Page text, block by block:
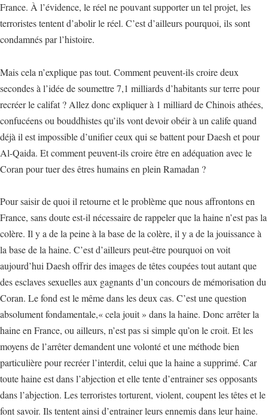
France. À l’évidence, le réel ne pouvant supporter un tel projet, les
terroristes tentent d’abolir le réel. C’est d’ailleurs pourquoi, ils sont
condamnés par l’histoire.
Mais cela n’explique pas tout. Comment peuvent-ils croire deux
secondes à l’idée de soumettre 7,1 milliards d’habitants sur terre pour
recréer le califat ? Allez donc expliquer à 1 milliard de Chinois athées,
confucéens ou bouddhistes qu’ils vont devoir obéir à un calife quand
déjà il est impossible d’unifier ceux qui se battent pour Daesh et pour
Al-Qaida. Et comment peuvent-ils croire être en adéquation avec le
Coran pour tuer des êtres humains en plein Ramadan ?
Pour saisir de quoi il retourne et le problème que nous affrontons en
France, sans doute est-il nécessaire de rappeler que la haine n’est pas la
colère. Il y a de la peine à la base de la colère, il y a de la jouissance à
la base de la haine. C’est d’ailleurs peut-être pourquoi on voit
aujourd’hui Daesh offrir des images de têtes coupées tout autant que
des esclaves sexuelles aux gagnants d’un concours de mémorisation du
Coran. Le fond est le même dans les deux cas. C’est une question
absolument fondamentale,« cela jouit » dans la haine. Donc arrêter la
haine en France, ou ailleurs, n’est pas si simple qu’on le croit. Et les
moyens de l’arrêter demandent une volonté et une méthode bien
particulière pour recréer l’interdit, celui que la haine a supprimé. Car
toute haine est dans l’abjection et elle tente d’entrainer ses opposants
dans l’abjection. Les terroristes torturent, violent, coupent les têtes et le
font savoir. Ils tentent ainsi d’entrainer leurs ennemis dans leur haine.